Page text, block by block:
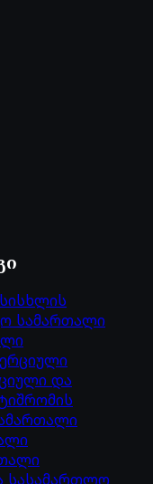
სისხლის
სამართალი
და
შრომის
სასამართლო